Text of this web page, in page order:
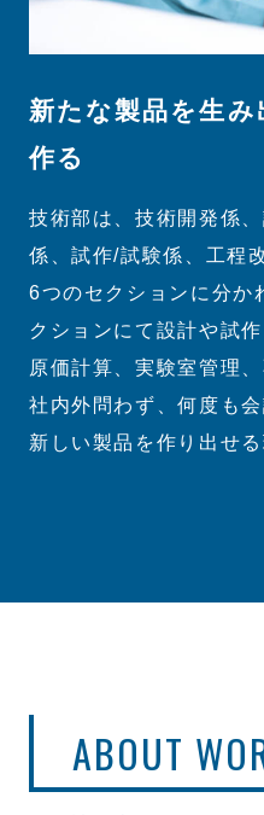
新たな製品を生
作る
技術部は、技術開発係
係、試作/試験係、工程
6つのセクションに分か
クションにて設計や試
原価計算、実験室管理
社内外問わず、何度も
新しい製品を作り出せ
ABOUT